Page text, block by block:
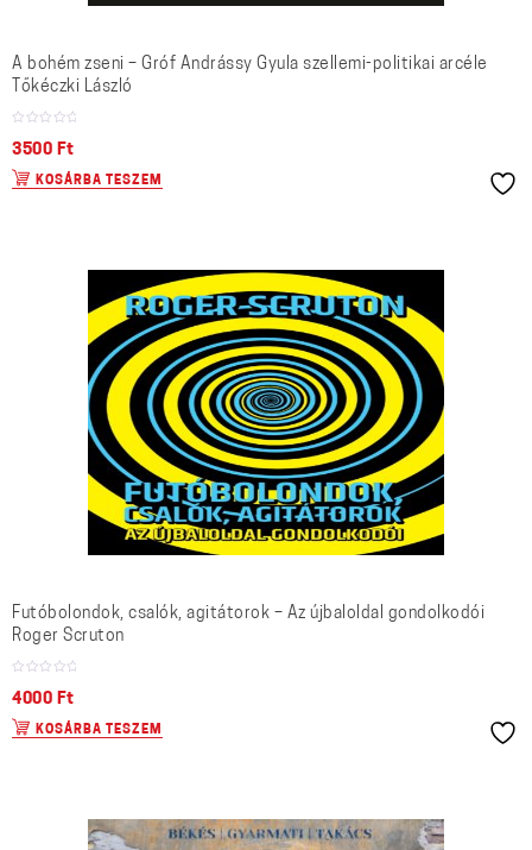
A bohém zseni – Gróf Andrássy Gyula szellemi-politikai arcéle
Tőkéczki László
3500 Ft
KOSÁRBA TESZEM
Futóbolondok, csalók, agitátorok – Az újbaloldal gondolkodói
Roger Scruton
4000 Ft
KOSÁRBA TESZEM